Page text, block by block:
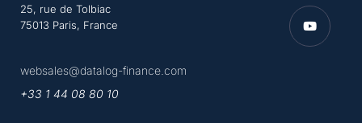
25, rue de Tolbiac
75013 Paris, France
websales@datalog-finance.com
+33 1 44 08 80 10